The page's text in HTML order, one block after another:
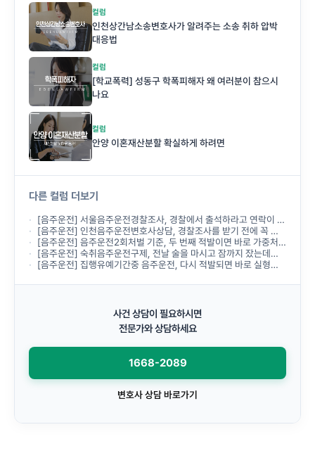
컬럼
인천상간남소송변호사가 알려주는 소송 취하 압박
대응법
컬럼
[학교폭력] 성동구 학폭피해자 왜 여러분이 참으시
나요
컬럼
안양 이혼재산분할 확실하게 하려면
다른 컬럼 더보기
[음주운전] 서울음주운전경찰조사, 경찰에서 출석하라고 연락이 왔는데 무엇부터 준비해야 하나요?
[음주운전] 인천음주운전변호사상담, 경찰조사를 받기 전에 꼭 받아야 하나요?
[음주운전] 음주운전2회처벌 기준, 두 번째 적발이면 바로 가중처벌되나요?
[음주운전] 숙취음주운전구제, 전날 술을 마시고 잠까지 잤는데도 음주운전으로 처벌되나요?
[음주운전] 집행유예기간중 음주운전, 다시 적발되면 바로 실형이 선고되나요?
사건 상담이 필요하시면
전문가와 상담하세요
1668-2089
변호사 상담 바로가기